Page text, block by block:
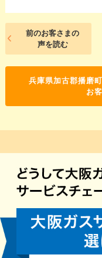
前のお客さまの
声を読む
兵庫県加古郡播磨
お